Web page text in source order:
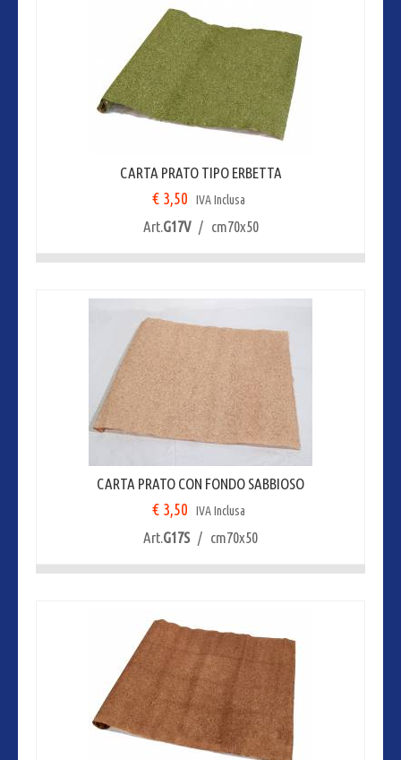
CARTA PRATO TIPO ERBETTA
€ 3,50 IVA Inclusa
Art.G17V/ cm70x50
CARTA PRATO CON FONDO SABBIOSO
€ 3,50 IVA Inclusa
Art.G17S/ cm70x50